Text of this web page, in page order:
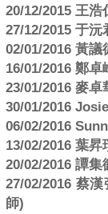
20/12/2015 王
27/12/2015 于
02/01/2016 黃
16/01/2016 鄭
23/01/2016 麥
30/01/2016
06/02/2016
13/02/2016 葉
20/02/2016 譚
27/02/2016 蔡
師)